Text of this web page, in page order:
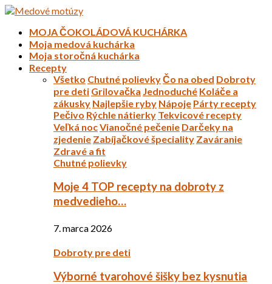
MOJA ČOKOLÁDOVÁ KUCHÁRKA
Moja medová kuchárka
Moja storočná kuchárka
Recepty
Všetko Chutné polievkyČo na obed Dobroty
pre deti Grilovačka Jednoduché Koláče a
zákusky Najlepšie ryby Nápoje Párty recepty
Pečivo Rýchle nátierky Tekvicové recepty
Veľká nocVianočné pečenie Darčeky na
zjedenie Zabíjačkové špeciality Zaváranie
Zdravé a fit
Chutné polievky
Moje 4 TOP recepty na dobroty z
medvedieho…
7. marca 2026
Dobroty pre deti
Výborné tvarohové šišky bez kysnutia